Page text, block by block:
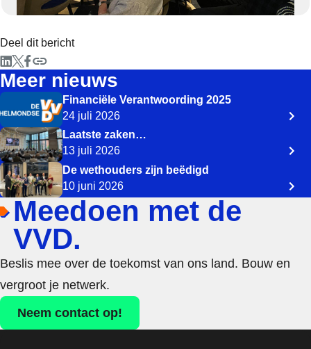
Deel dit bericht
Meer nieuws
Financiële Verantwoording 2025
24 juli 2026
Laatste zaken…
13 juli 2026
De wethouders zijn beëdigd
10 juni 2026
Meedoen met de
VVD.
Beslis mee over de toekomst van ons land. Bouw en
vergroot je netwerk.
Neem contact op!